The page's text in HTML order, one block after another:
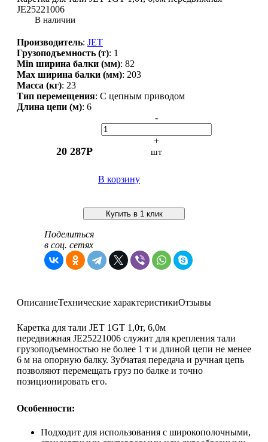
JE25221006
В наличии
Производитель: JET
Грузоподъемность (т): 1
Min ширина балки (мм): 82
Max ширина балки (мм): 203
Масса (кг): 23
Тип перемещения: С цепным приводом
Длина цепи (м): 6
20 287Р
-
+
шт
В корзину
Купить в 1 клик
Поделиться
в соц. сетях
ОписаниеТехнические характеристикиОтзывы
Каретка для тали JET 1GT 1,0т, 6,0м
передвижная JE25221006 служит для крепления тали
грузоподъемностью не более 1 т и длиной цепи не менее
6 м на опорную балку. Зубчатая передача и ручная цепь
позволяют перемещать груз по балке и точно
позиционировать его.
Особенности:
Подходит для использования с широкополочными,